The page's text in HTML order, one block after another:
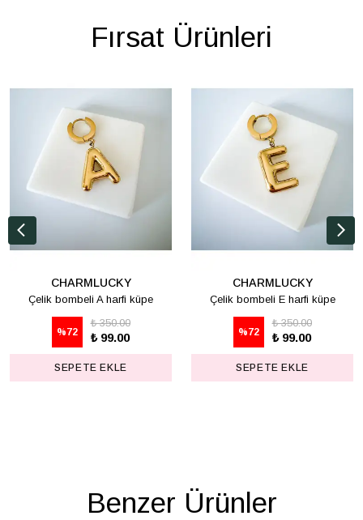
Fırsat Ürünleri
CHARMLUCKY
Çelik bombeli A harfi küpe
%72
₺ 350.00
₺ 99.00
SEPETE EKLE
CHARMLUCKY
Çelik bombeli E harfi küpe
%72
₺ 350.00
₺ 99.00
SEPETE EKLE
Benzer Ürünler